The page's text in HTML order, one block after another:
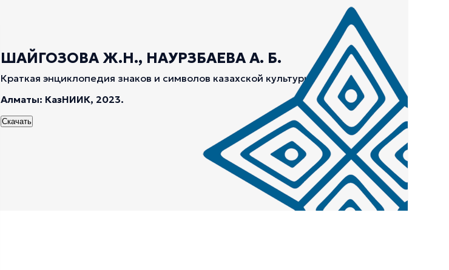
ШАЙГОЗОВА Ж.Н., НАУРЗБАЕВА А. Б.
Краткая энциклопедия знаков и символов казахской культуры.
Алматы: КазНИИК, 2023.
Скачать